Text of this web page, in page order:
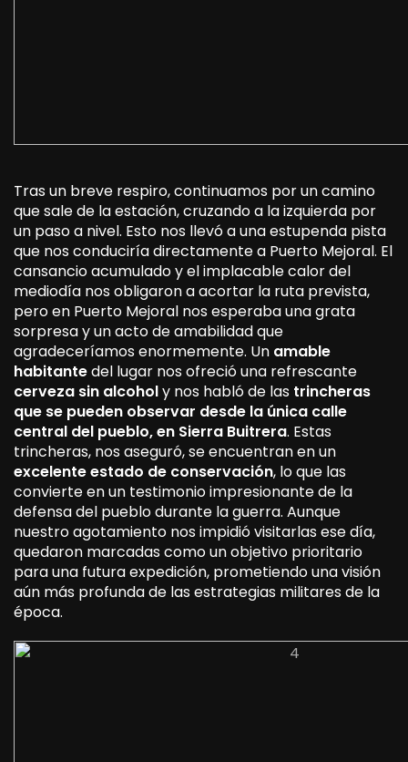
Tras un breve respiro, continuamos por un camino
que sale de la estación, cruzando a la izquierda por
un paso a nivel. Esto nos llevó a una estupenda pista
que nos conduciría directamente a Puerto Mejoral. El
cansancio acumulado y el implacable calor del
mediodía nos obligaron a acortar la ruta prevista,
pero en Puerto Mejoral nos esperaba una grata
sorpresa y un acto de amabilidad que
agradeceríamos enormemente. Un amable
habitantedel lugar nos ofreció una refrescante
cerveza sin alcoholy nos habló de las trincheras
que se pueden observar desde la única calle
central del pueblo, en Sierra Buitrera. Estas
trincheras, nos aseguró, se encuentran en un
excelente estado de conservación, lo que las
convierte en un testimonio impresionante de la
defensa del pueblo durante la guerra. Aunque
nuestro agotamiento nos impidió visitarlas ese día,
quedaron marcadas como un objetivo prioritario
para una futura expedición, prometiendo una visión
aún más profunda de las estrategias militares de la
época.